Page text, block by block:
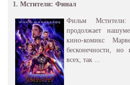
1. Мстители: Финал
Фильм
продолжает
кино-комикс
бесконечности, но
всех, так ...